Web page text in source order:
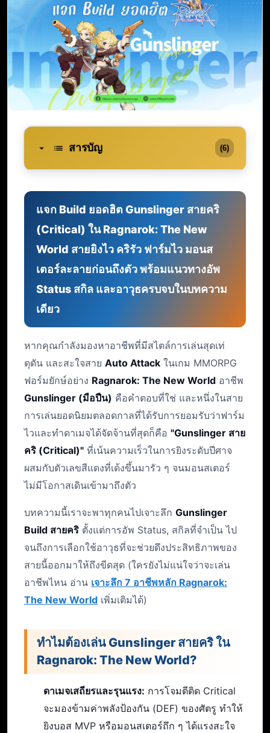
สารบัญ (6)
แจก Build ยอดฮิต Gunslinger สายคริ
(Critical) ใน Ragnarok: The New
World สายยิงไว คริรัว ฟาร์มไว มอนส
เตอร์ละลายก่อนถึงตัว พร้อมแนวทางอัพ
Status สกิล และอาวุธครบจบในบทความ
เดียว
หากคุณกำลังมองหาอาชีพที่มีสไตล์การเล่นสุดเท่
ดุดัน และสะใจสาย Auto Attack ในเกม MMORPG
ฟอร์มยักษ์อย่าง Ragnarok: The New World อาชีพ
Gunslinger (มือปืน) คือคำตอบที่ใช่ และหนึ่งในสาย
การเล่นยอดนิยมตลอดกาลที่ได้รับการยอมรับว่าฟาร์ม
ไวและทำดาเมจได้จัดจ้านที่สุดก็คือ "Gunslinger สาย
คริ (Critical)" ที่เน้นความเร็วในการยิงระดับปีศาจ
ผสมกับตัวเลขสีแดงที่เด้งขึ้นมารัว ๆ จนมอนสเตอร์
ไม่มีโอกาสเดินเข้ามาถึงตัว
บทความนี้เราจะพาทุกคนไปเจาะลึก Gunslinger
Build สายคริ ตั้งแต่การอัพ Status, สกิลที่จำเป็น ไป
จนถึงการเลือกใช้อาวุธที่จะช่วยดึงประสิทธิภาพของ
สายนี้ออกมาให้ถึงขีดสุด (ใครยังไม่แน่ใจว่าจะเล่น
อาชีพไหน อ่าน เจาะลึก 7 อาชีพหลัก Ragnarok:
The New World เพิ่มเติมได้)
ทำไมต้องเล่น Gunslinger สายคริ ใน
Ragnarok: The New World?
ดาเมจเสถียรและรุนแรง: การโจมตีติด Critical
จะมองข้ามค่าพลังป้องกัน (DEF) ของศัตรู ทำให้
ยิงบอส MVP หรือมอนสเตอร์ถึก ๆ ได้แรงสะใจ